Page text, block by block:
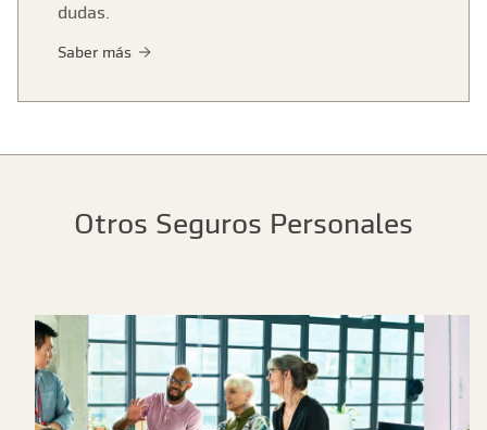
dudas.
Saber más
Otros Seguros Personales